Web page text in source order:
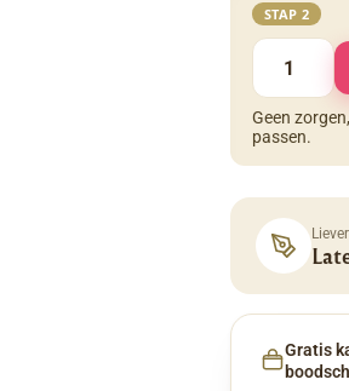
STAP 2
Geen
passen.
Gratis